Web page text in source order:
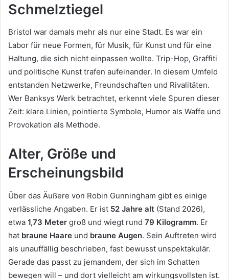
Schmelztiegel
Bristol war damals mehr als nur eine Stadt. Es war ein
Labor für neue Formen, für Musik, für Kunst und für eine
Haltung, die sich nicht einpassen wollte. Trip-Hop, Graffiti
und politische Kunst trafen aufeinander. In diesem Umfeld
entstanden Netzwerke, Freundschaften und Rivalitäten.
Wer Banksys Werk betrachtet, erkennt viele Spuren dieser
Zeit: klare Linien, pointierte Symbole, Humor als Waffe und
Provokation als Methode.
Alter, Größe und
Erscheinungsbild
Über das Äußere von Robin Gunningham gibt es einige
verlässliche Angaben. Er ist 52 Jahre alt (Stand 2026),
etwa 1,73 Meter groß und wiegt rund 79 Kilogramm. Er
hat braune Haare und braune Augen. Sein Auftreten wird
als unauffällig beschrieben, fast bewusst unspektakulär.
Gerade das passt zu jemandem, der sich im Schatten
bewegen will – und dort vielleicht am wirkungsvollsten ist.